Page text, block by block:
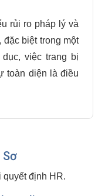
rủi ro pháp lý và
biệt trong một
việc trang bị
toàn diện là điều
Sơ
quyết định HR.